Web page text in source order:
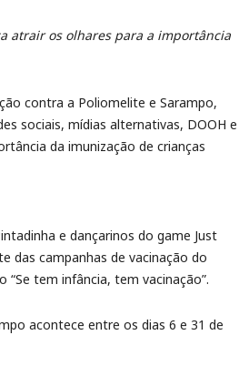
atrair os olhares para a importância
contra a Poliomelite e Sarampo,
sociais, mídias alternativas, DOOH e
da imunização de crianças
e dançarinos do game Just
das campanhas de vacinação do
tem infância, tem vacinação”.
acontece entre os dias 6 e 31 de